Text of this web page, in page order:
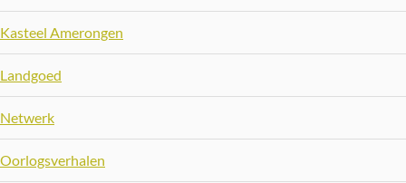
Kasteel Amerongen
Landgoed
Netwerk
Oorlogsverhalen